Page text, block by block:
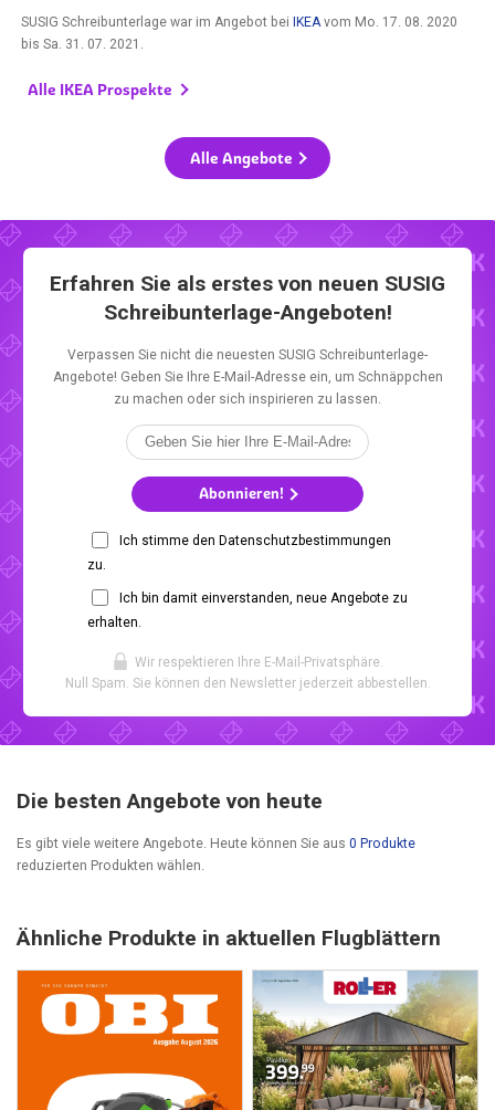
SUSIG Schreibunterlage war im Angebot beiIKEA vom Mo. 17. 08. 2020
bisSa. 31. 07. 2021
Alle IKEA Prospekte
Alle Angebote
Erfahren Sie als erstes von neuen SUSIG
Schreibunterlage-Angeboten!
Verpassen Sie nicht die neuesten SUSIG Schreibunterlage-
Angebote! Geben Sie Ihre E-Mail-Adresse ein, um Schnäppchen
zu machen oder sich inspirieren zu lassen.
Abonnieren!
Ich stimme den Datenschutzbestimmungen
zu.
Ich bin damit einverstanden, neue Angebote zu
erhalten.
Wir respektieren Ihre E-Mail-Privatsphäre.
Null Spam. Sie können den Newsletter jederzeit abbestellen.
Die besten Angebote von heute
Es gibt viele weitere Angebote. Heute können Sie aus 0 Produkte
reduzierten Produkten wählen.
Ähnliche Produkte in aktuellen Flugblättern